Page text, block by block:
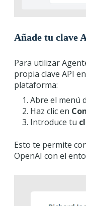
Añade tu clave
Para utilizar
propia clave API
plataforma:
Abre el menú
Haz clic en
Introduce tu
Esto te permite
OpenAI con el